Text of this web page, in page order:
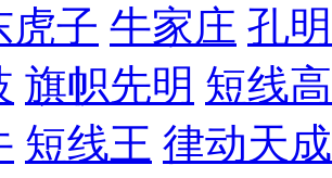
虎子 牛家庄 孔
旗帜先明 短线
短线王 律动天成